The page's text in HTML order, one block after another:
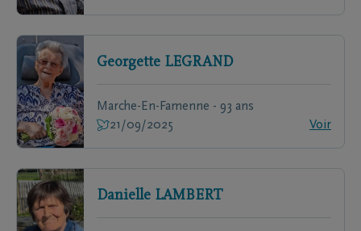
Georgette LEGRAND
Marche-En-Famenne - 93 ans
21/09/2025
Voir
Danielle LAMBERT